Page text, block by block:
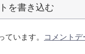
を書き込む
います。 コメント